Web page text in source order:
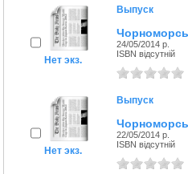
Нет экз.
Выпуск
24/05/2014 р.
ISBN відсутній
Нет экз.
Выпуск
22/05/2014 р.
ISBN відсутній